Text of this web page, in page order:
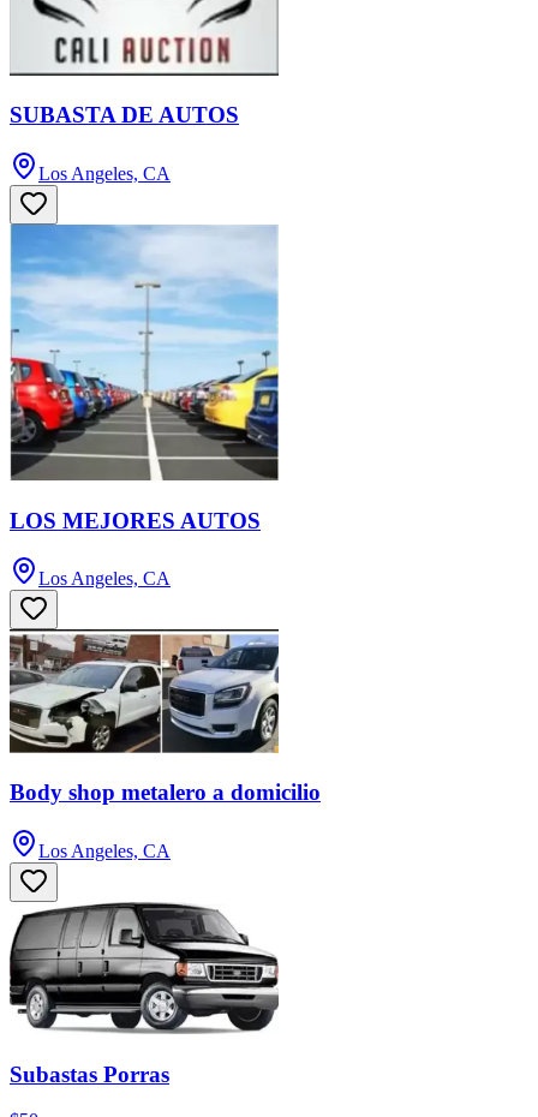
SUBASTA DE AUTOS
Los Angeles, CA
LOS MEJORES AUTOS
Los Angeles, CA
Body shop metalero a domicilio
Los Angeles, CA
Subastas Porras